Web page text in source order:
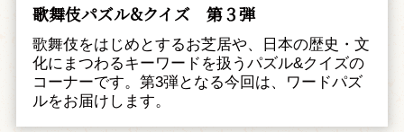
歌舞伎パズル&クイズ 第３弾
歌舞伎をはじめとするお芝居や、日本の歴史・文
化にまつわるキーワードを扱うパズル&クイズの
コーナーです。第3弾となる今回は、ワードパズ
ルをお届けします。